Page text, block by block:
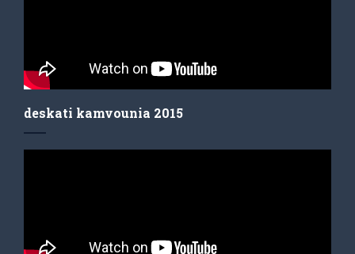
deskati kamvounia 2015